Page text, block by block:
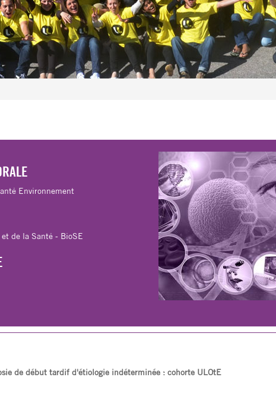
Environnement
de la Santé - BioSE
de début tardif d'étiologie indéterminée : cohorte ULOtE